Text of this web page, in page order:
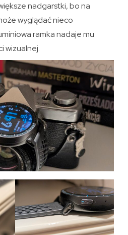
nadgarstki, bo na
wyglądać nieco
ramka nadaje mu
wizualnej.